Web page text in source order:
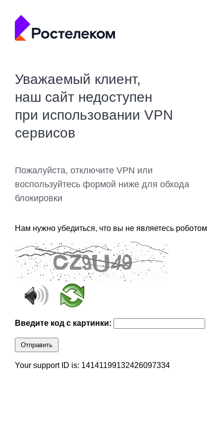
Уважаемый клиент,
наш сайт недоступен
при использовании VPN
сервисов
Пожалуйста, отключите VPN или
воспользуйтесь формой ниже для обхода
блокировки
Нам нужно убедиться, что вы не являетесь роботом
Введите код с картинки:
Отправить
Your support ID is: 14141199132426097334